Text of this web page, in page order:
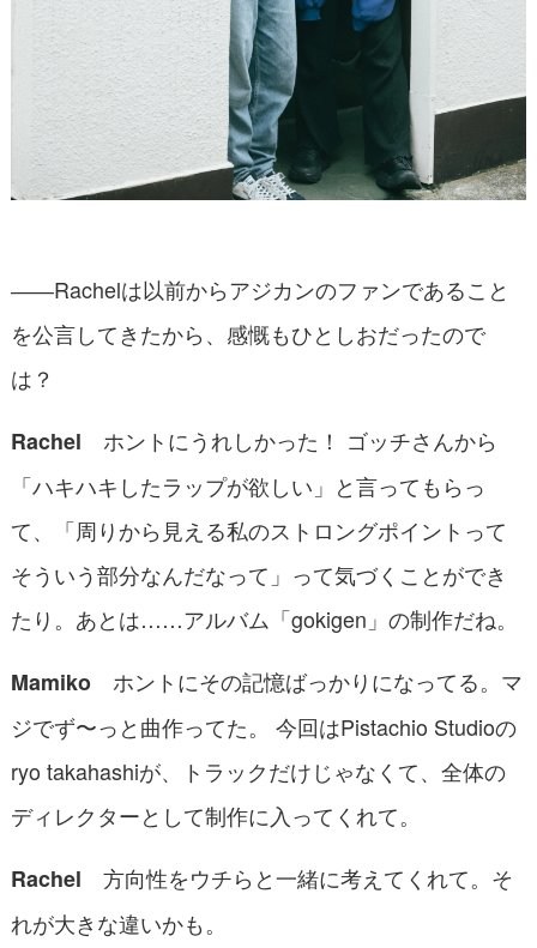
――Rachelは以前からアジカンのファンであること
を公言してきたから、感慨もひとしおだったので
は？
Rachel ホントにうれしかった！ ゴッチさんから
「ハキハキしたラップが欲しい」と言ってもらっ
て、「周りから見える私のストロングポイントって
そういう部分なんだなって」って気づくことができ
たり。あとは……アルバム「gokigen」の制作だね。
Mamikoホントにその記憶ばっかりになってる。マ
ジでず〜っと曲作ってた。 今回はPistachio Studioの
ryo takahashiが、トラックだけじゃなくて、全体の
ディレクターとして制作に入ってくれて。
Rachel 方向性をウチらと一緒に考えてくれて。そ
れが大きな違いかも。